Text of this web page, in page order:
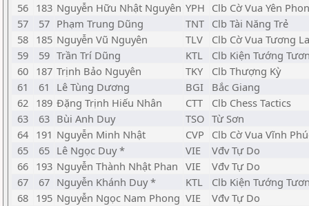
56 183 Nguyễn Hữu Nhật Nguyên YPH Clb Cờ Vua Yên
57
57 Phạm Trung Dũng TNT Clb Tài Năng Trẻ
58 185 Nguyễn Vũ Nguyên TLV
Clb Cờ Vua Tương
59
59 Trần Trí Dũng KTL
Clb Kiện Tướng
60 187 Trịnh Bảo Nguyên TKY
Clb Thượng Kỳ
61
61 Lê Tùng Dương BGI
Bắc Giang
62 189 Đặng Trịnh Hiếu Nhân CTT
Clb Chess Tactics
63
63 Bùi Anh Duy TSO Từ Sơn
64 191 Nguyễn Minh Nhật CVP
Clb Cờ Vua Vĩnh
65
65 Lê Ngọc Duy * VIE
Vđv Tự Do
66 193 Nguyễn Thành Nhật Phan VIE
Vđv Tự Do
67
67 Nguyễn Khánh Duy * KTL
Clb Kiện Tướng
68 195 Nguyễn Ngọc Nam Phong VIE
Vđv Tự Do